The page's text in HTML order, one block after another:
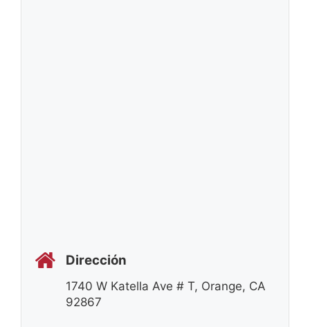
Dirección
1740 W Katella Ave # T, Orange, CA
92867